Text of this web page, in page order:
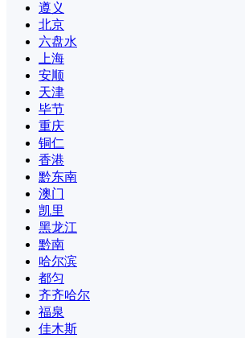
遵义
北京
六盘水
上海
安顺
天津
毕节
重庆
铜仁
香港
黔东南
澳门
凯里
黑龙江
黔南
哈尔滨
都匀
齐齐哈尔
福泉
佳木斯